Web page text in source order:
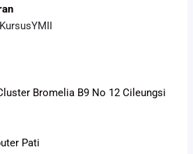
Bromelia B9 No 12 Cileungsi
Pati